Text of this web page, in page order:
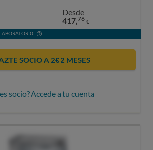
Desde
417,76 €
SOCIO A 2€ 2 MESES
socio? Accede a tu cuenta